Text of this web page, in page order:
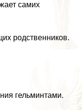
самих
родственников.
гельминтами.